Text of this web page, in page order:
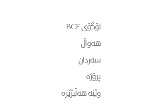
لۆگۆی BCF
هەواڵ
سەردان
پرۆژە
وێنە هەڵبژێرە